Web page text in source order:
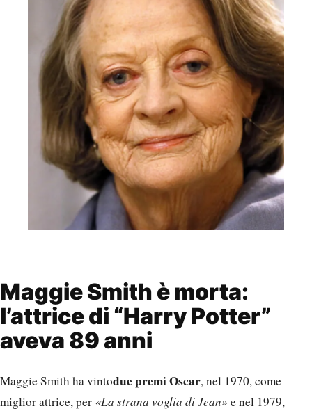
Maggie Smith è morta:
l’attrice di “Harry Potter”
aveva 89 anni
Maggie Smith ha vintodue premi Oscar, nel 1970, come
miglior attrice, per «La strana voglia di Jean» e nel 1979,